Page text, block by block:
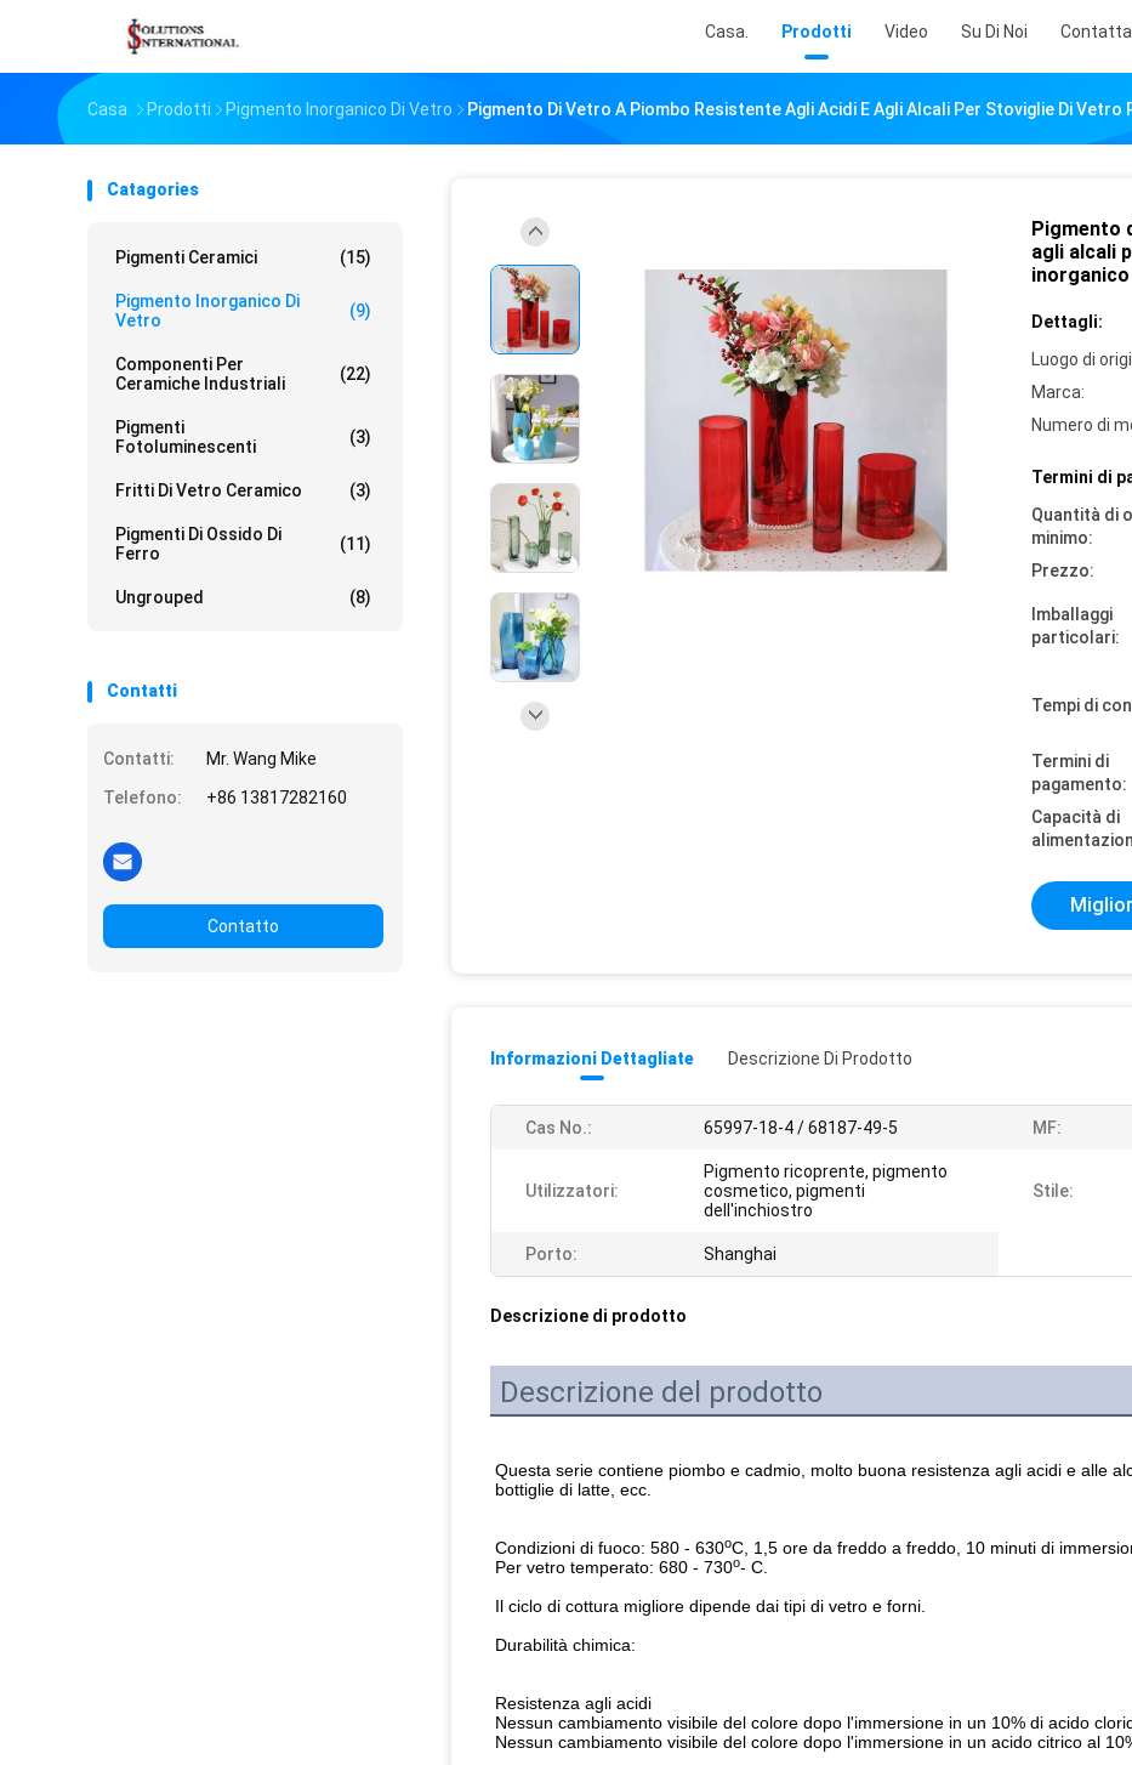
Casa. Prodotti Video Su Di Noi
Casa Prodotti Pigmento Inorganico Di Vetro Pigmento Di Vetro A Piombo Resistente Agli Acidi E Agli Alcali Per Stoviglie Di
Catagories
Pigmenti Ceramici (15)
Pigmento Inorganico Di
Vetro
(9)
Componenti Per
Ceramiche Industriali
(22)
Pigmenti
Fotoluminescenti
(3)
Fritti Di Vetro Ceramico (3)
Pigmenti Di Ossido Di
Ferro
(11)
Ungrouped (8)
Contatti
Contatti:
Mr. Wang Mike
Telefono:
+86 13817282160
Contatto
Pigmento
agli alcali
inorganico
Dettagli:
Luogo di
Marca:
Numero di
Termini di
Quantità di
minimo:
Prezzo:
Imballaggi
particolari:
Tempi di
Termini di
pagamento:
Capacità di
Informazioni Dettagliate Descrizione Di Prodotto
Cas No.: 65997-18-4 / 68187-49-5 MF:
Utilizzatori:
Pigmento ricoprente, pigmento
cosmetico, pigmenti
dell'inchiostro
Stile:
Porto: Shanghai
Descrizione di prodotto
Descrizione del prodotto
Questa serie contiene piombo e cadmio, molto buona resistenza agli acidi e alle
bottiglie di latte, ecc.
Condizioni di fuoco: 580 - 630oC, 1,5 ore da freddo a freddo, 10 minuti di
Per vetro temperato: 680 - 730o- C.
Il ciclo di cottura migliore dipende dai tipi di vetro e forni.
Durabilità chimica:
Resistenza agli acidi
Nessun cambiamento visibile del colore dopo l'immersione in un 10% di acido
Nessun cambiamento visibile del colore dopo l'immersione in un acido citrico al